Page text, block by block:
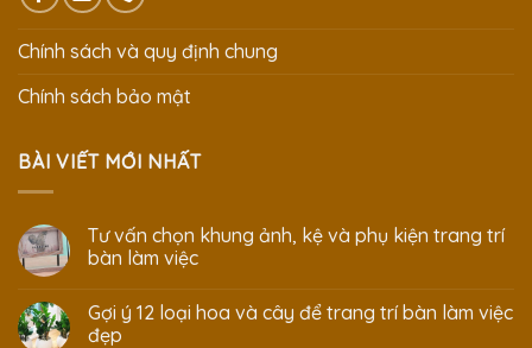
Chính sách và quy định chung
Chính sách bảo mật
BÀI VIẾT MỚI NHẤT
Tư vấn chọn khung ảnh, kệ và phụ kiện trang trí
bàn làm việc
Gợi ý 12 loại hoa và cây để trang trí bàn làm việc
đẹp